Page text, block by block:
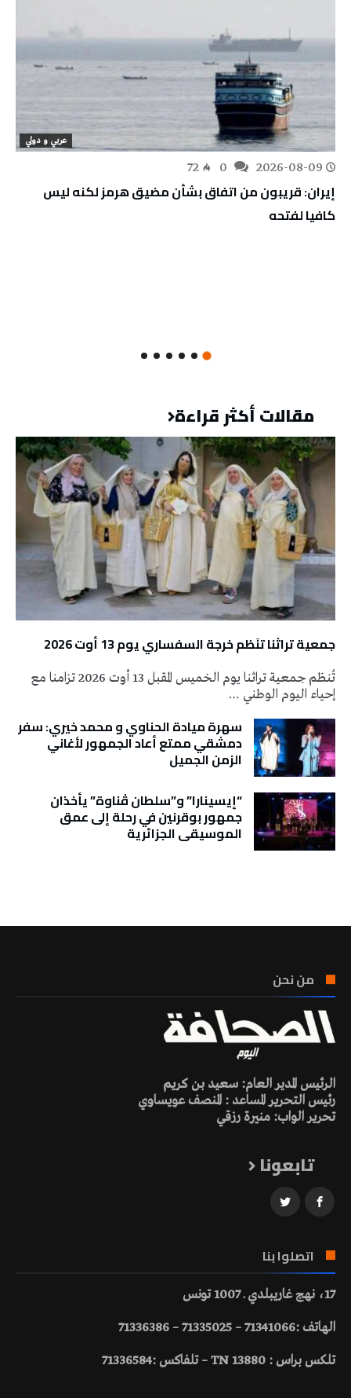
عربي و دولي
2026-08-09
72
إيران: قريبون من اتفاق بشأن مضيق هرمز لكنه ليس
كافيا لفتحه
مقالات أكثر قراءة
جمعية تراثنا تنَظم خرجة السفساري يوم 13 أوت 2026
تُنظم جمعية تراثنا يوم الخميس المقبل 13 أوت 2026 تزامنا مع
إحياء اليوم الوطني …
سهرة ميادة الحناوي و محمد خيري: سفر
دمشقي ممتع أعاد الجمهور لأغاني
الزمن الجميل
“إيسينارا” و”سلطان ڤناوة” يأخذان
جمهور بوقرنين في رحلة إلى عمق
الموسيقى الجزائرية
من نحن
الرئيس المدير العام: سعيد بن كريم
رئيس التحرير المساعد : المنصف عويساوي
تحرير الواب: منيرة رزقي
تابعونا
اتصلوا بنا
17، نهج غاريبلدي ـ 1007 تونس
الهاتف :71341066 – 71335025 – 71336386
تلكس براس : 13880 TN – تلفاكس :71336584